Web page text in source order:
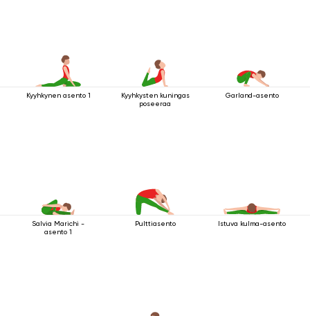
Kyyhkynen asento 1
Kyyhkysten kuningas
poseeraa
Garland-asento
Salvia Marichi -
asento 1
Pulttiasento Istuva kulma-asento